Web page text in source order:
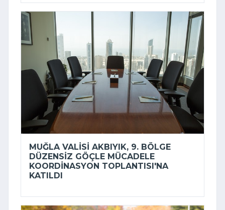
MUĞLA VALISI AKBIYIK, 9. BÖLGE
DÜZENSIZ GÖÇLE MÜCADELE
KOORDINASYON TOPLANTISI'NA
KATILDI